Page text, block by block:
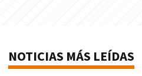
NOTICIAS MÁS LEÍDAS